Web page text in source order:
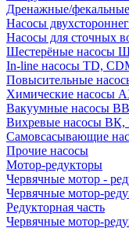
Дренажные/
Насосы
Насосы для сточных
Шестерёные
In-line насосы TD,
Повысительные
Химические
Вакуумные насосы
Вихревые насосы
Самовсасывающие
Прочие насосы
Мотор-редукторы
Червячные мотор -
Червячные мотор-
Редукторная часть
Червячные мотор-